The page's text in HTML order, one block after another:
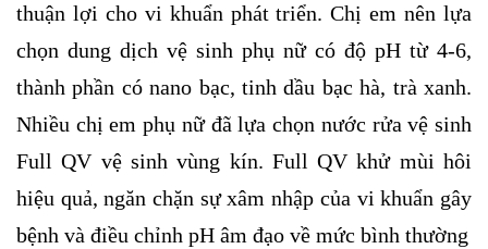
thuận lợi cho vi khuẩn phát triển. Chị em nên lựa
chọn dung dịch vệ sinh phụ nữ có độ pH từ 4-6,
thành phần có nano bạc, tinh dầu bạc hà, trà xanh.
Nhiều chị em phụ nữ đã lựa chọn nước rửa vệ sinh
Full QV vệ sinh vùng kín. Full QV khử mùi hôi
hiệu quả, ngăn chặn sự xâm nhập của vi khuẩn gây
bệnh và điều chỉnh pH âm đạo về mức bình thường